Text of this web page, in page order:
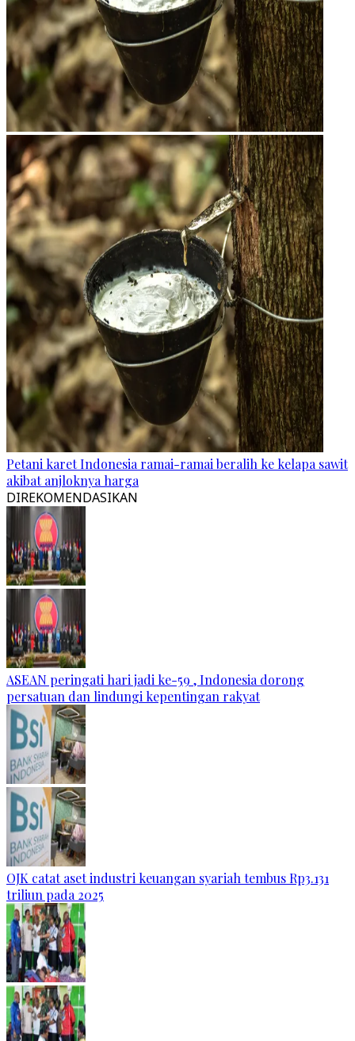
Petani karet Indonesia ramai-ramai beralih ke kelapa sawit
akibat anjloknya harga
DIREKOMENDASIKAN
ASEAN peringati hari jadi ke-59 , Indonesia dorong
persatuan dan lindungi kepentingan rakyat
OJK catat aset industri keuangan syariah tembus Rp3.131
triliun pada 2025